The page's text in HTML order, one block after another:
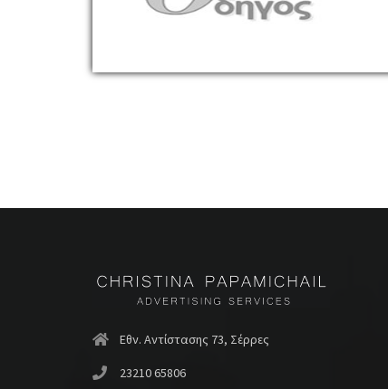
Εθν. Αντίστασης 73, Σέρρες
23210 65806